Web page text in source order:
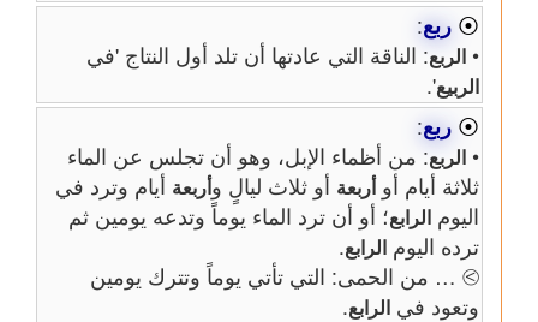
⦿ ربع:
• الربع: الناقة التي عادتها أن تلد أول النتاج 'في
الربيع'.
⦿ ربع:
• الربع: من أظماء الإبل، وهو أن تجلس عن الماء
ثلاثة أيام أو أربعةأو ثلاث ليالٍ وأربعةأيام وترد في
اليوم الرابع؛ أو أن ترد الماء يوماً وتدعه يومين ثم
ترده اليوم الرابع.
⧁ … من الحمى: التي تأتي يوماً وتترك يومين
وتعود في الرابع.